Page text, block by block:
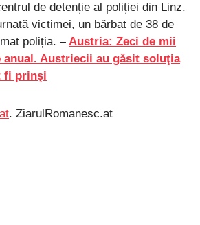
de detenție al poliției din Linz.
victimei, un bărbat de 38 de
poliția. – Austria: Zeci de mii
Austriecii au găsit soluţia
fi prinşi
. ZiarulRomanesc.at